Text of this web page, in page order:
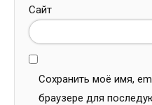
Сайт
Сохранить моё имя,
браузере для